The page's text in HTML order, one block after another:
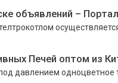
объявлений – Портал
Печей оптом из
давлением одноцветное